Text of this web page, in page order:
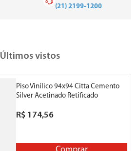
(21) 2199-1200
Últimos vistos
Piso Vinílico 94x94 Citta Cemento
Silver Acetinado Retificado
R$ 174,56